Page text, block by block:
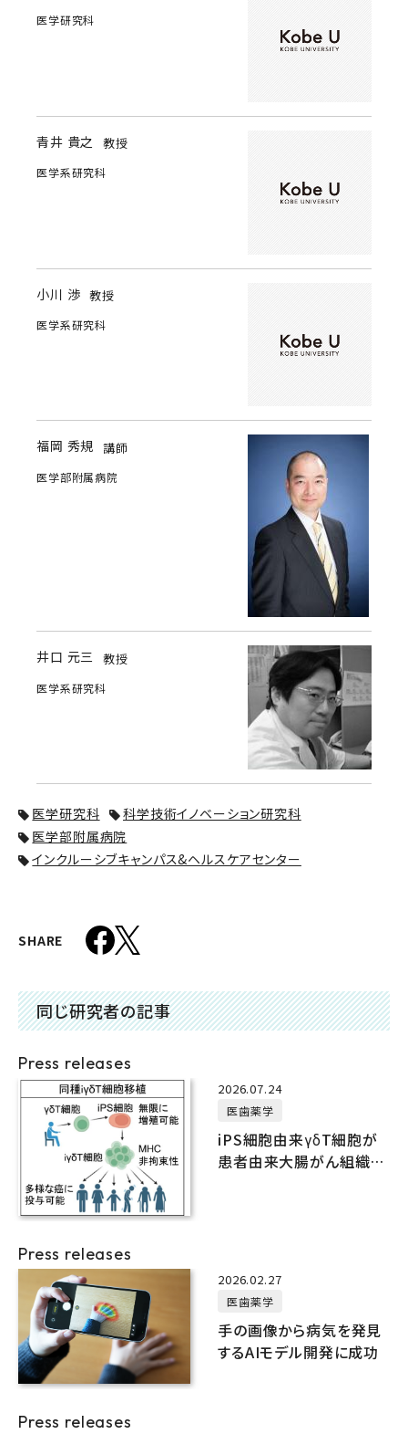
医学研究科
青井 貴之 教授
医学系研究科
小川 渉 教授
医学系研究科
福岡 秀規 講師
医学部附属病院
井口 元三 教授
医学系研究科
医学研究科
科学技術イノベーション研究科
医学部附属病院
インクルーシブキャンパス&ヘルスケアセンター
SHARE
同じ研究者の記事
Press releases
2026.07.24
医歯薬学
iPS細胞由来γδT細胞が
患者由来大腸がん組織に
Press releases
2026.02.27
医歯薬学
手の画像から病気を発見
するAIモデル開発に成功
Press releases